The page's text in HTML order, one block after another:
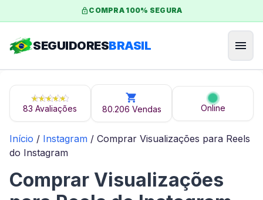
para
conteúdo
lock COMPRA 100% SEGURA
SEGUIDORESBRASIL menu
83 Avaliações 80.206 Vendas Online
Início / Instagram / Comprar Visualizações para Reels
do Instagram
Comprar Visualizações